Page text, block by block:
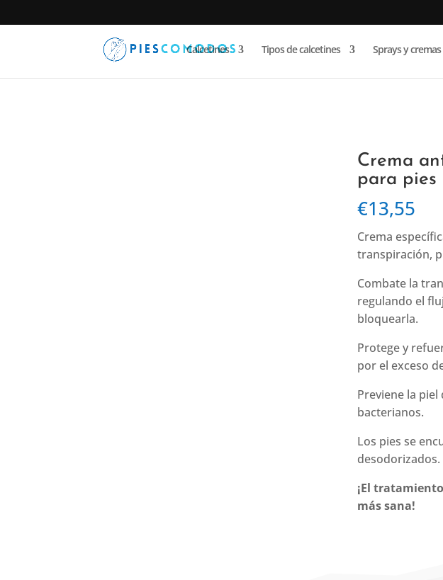
Calcetines Tipos de calcetines Sprays y
Crema
para pies
€13,55
Crema
transpiración,
Combate la
regulando el
bloquearla.
Protege y
por el exceso
Previene la
bacterianos.
Los pies se
desodorizados.
¡El
más sana!